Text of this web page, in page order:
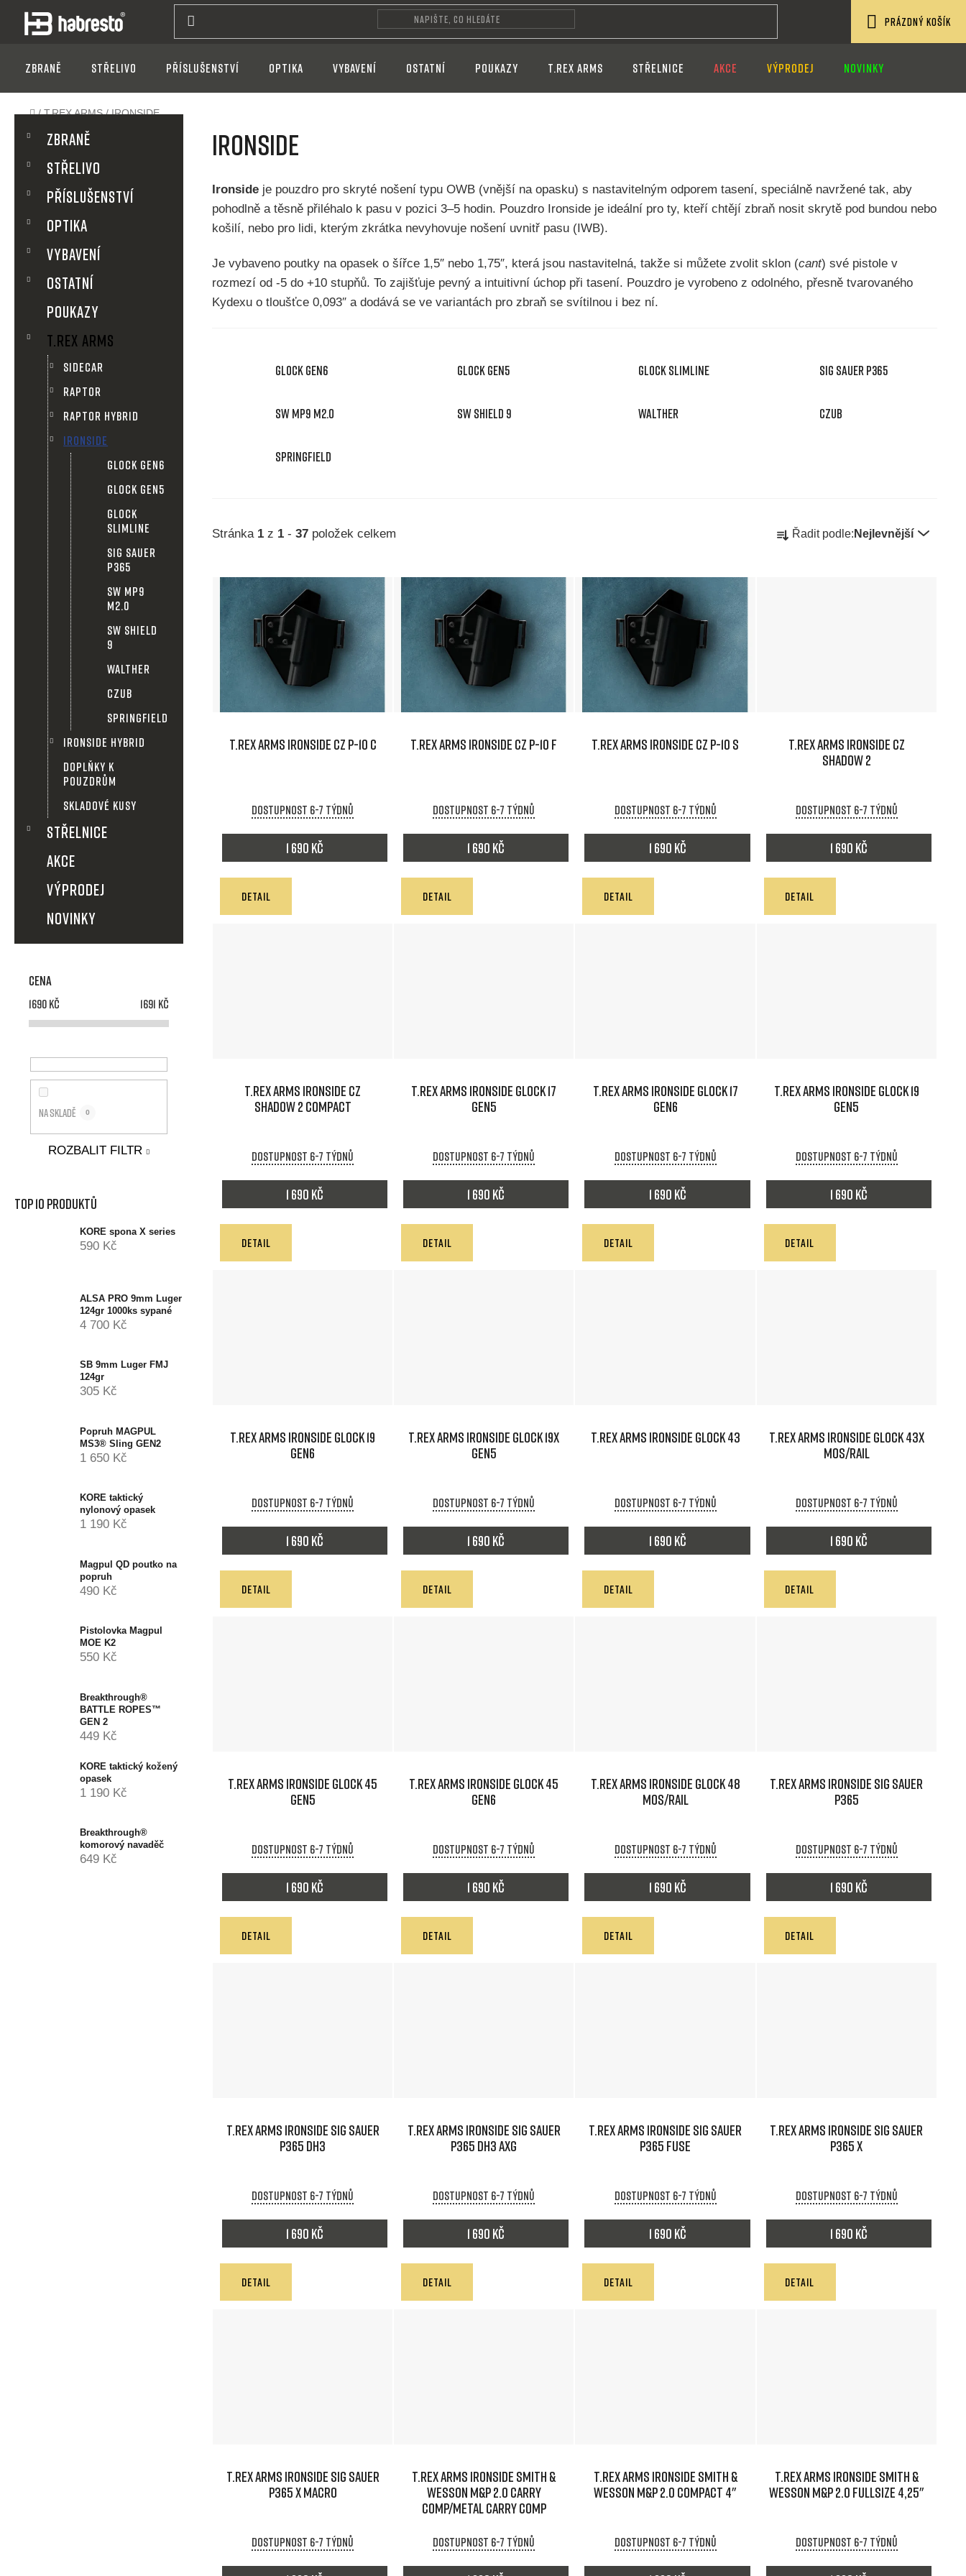
KOŠÍK
PRÁZDNÝ KOŠÍK
Zbraně Střelivo Příslušenství Optika VYBAVENÍ OSTATNÍ POUKAZY T.REX ARMS STŘELNICE AKCE VÝPRODEJ NOVINKY
Domů
/ T.REX ARMS / IRONSIDE
P
o
s
r
n
kategorieZbraně
Střelivo
Příslušenství
Optika
VYBAVENÍ
OSTATNÍ
POUKAZY
T.REX ARMS
SIDECAR
RAPTOR
RAPTOR HYBRID
IRONSIDE
GLOCK GEN6
GLOCK GEN5
GLOCK
SLIMLINE
SIG SAUER
P365
SW MP9
M2.0
SW SHIELD
9
WALTHER
CZUB
SPRINGFIELD
IRONSIDE HYBRID
DOPLŇKY K
POUZDRŮM
SKLADOVÉ KUSY
STŘELNICE
AKCE
VÝPRODEJ
NOVINKY
Cena
1690Kč 1691 Kč
Na skladě 0
ROZBALIT FILTR
Top 10 produktů
KORE spona X series
590 Kč
ALSA PRO 9mm Luger
124gr 1000ks sypané
4 700 Kč
SB 9mm Luger FMJ
124gr
305 Kč
Popruh MAGPUL
MS3® Sling GEN2
1 650 Kč
KORE taktický
nylonový opasek
1 190 Kč
Magpul QD poutko na
popruh
490 Kč
Pistolovka Magpul
MOE K2
550 Kč
Breakthrough®
BATTLE ROPES™
GEN 2
449 Kč
KORE taktický kožený
opasek
1 190 Kč
Breakthrough®
komorový navaděč
649 Kč
IRONSIDE
Ironside je pouzdro pro skryté nošení typu OWB (vnější na opasku) s nastavitelným odporem tasení, speciálně navržené tak, aby
pohodlně a těsně přiléhalo k pasu v pozici 3–5 hodin. Pouzdro Ironside je ideální pro ty, kteří chtějí zbraň nosit skrytě pod bundou nebo
košilí, nebo pro lidi, kterým zkrátka nevyhovuje nošení uvnitř pasu (IWB).
Je vybaveno poutky na opasek o šířce 1,5″ nebo 1,75″, která jsou nastavitelná, takže si můžete zvolit sklon (cant) své pistole v
rozmezí od -5 do +10 stupňů. To zajišťuje pevný a intuitivní úchop při tasení. Pouzdro je vyrobeno z odolného, přesně tvarovaného
Kydexu o tloušťce 0,093″ a dodává se ve variantách pro zbraň se svítilnou i bez ní.
GLOCK GEN6 GLOCK GEN5 GLOCK SLIMLINE SIG SAUER P365
SW MP9 M2.0 SW SHIELD 9 WALTHER CZUB
SPRINGFIELD
Stránka 1 z 1 -37 položek celkem
Ř
d
u
k
Řadit podle: Nejlevnější
V
ý
p
s
d
u
k
T.REX ARMS IRONSIDE CZ P-10 C
Dostupnost 6-7 týdnů
1 690 Kč
DETAIL
T.REX ARMS IRONSIDE CZ P-10 F
Dostupnost 6-7 týdnů
1 690 Kč
DETAIL
T.REX ARMS IRONSIDE CZ P-10 S
Dostupnost 6-7 týdnů
1 690 Kč
DETAIL
T.REX ARMS IRONSIDE CZ
SHADOW 2
Dostupnost 6-7 týdnů
1 690 Kč
DETAIL
T.REX ARMS IRONSIDE CZ
SHADOW 2 COMPACT
Dostupnost 6-7 týdnů
1 690 Kč
DETAIL
T.REX ARMS IRONSIDE GLOCK 17
GEN5
Dostupnost 6-7 týdnů
1 690 Kč
DETAIL
T.REX ARMS IRONSIDE GLOCK 17
GEN6
Dostupnost 6-7 týdnů
1 690 Kč
DETAIL
T.REX ARMS IRONSIDE GLOCK 19
GEN5
Dostupnost 6-7 týdnů
1 690 Kč
DETAIL
T.REX ARMS IRONSIDE GLOCK 19
GEN6
Dostupnost 6-7 týdnů
1 690 Kč
DETAIL
T.REX ARMS IRONSIDE GLOCK 19X
GEN5
Dostupnost 6-7 týdnů
1 690 Kč
DETAIL
T.REX ARMS IRONSIDE GLOCK 43
Dostupnost 6-7 týdnů
1 690 Kč
DETAIL
T.REX ARMS IRONSIDE GLOCK 43X
MOS/RAIL
Dostupnost 6-7 týdnů
1 690 Kč
DETAIL
T.REX ARMS IRONSIDE GLOCK 45
GEN5
Dostupnost 6-7 týdnů
1 690 Kč
DETAIL
T.REX ARMS IRONSIDE GLOCK 45
GEN6
Dostupnost 6-7 týdnů
1 690 Kč
DETAIL
T.REX ARMS IRONSIDE GLOCK 48
MOS/RAIL
Dostupnost 6-7 týdnů
1 690 Kč
DETAIL
T.REX ARMS IRONSIDE SIG SAUER
P365
Dostupnost 6-7 týdnů
1 690 Kč
DETAIL
T.REX ARMS IRONSIDE SIG SAUER
P365 DH3
Dostupnost 6-7 týdnů
1 690 Kč
DETAIL
T.REX ARMS IRONSIDE SIG SAUER
P365 DH3 AXG
Dostupnost 6-7 týdnů
1 690 Kč
DETAIL
T.REX ARMS IRONSIDE SIG SAUER
P365 FUSE
Dostupnost 6-7 týdnů
1 690 Kč
DETAIL
T.REX ARMS IRONSIDE SIG SAUER
P365 X
Dostupnost 6-7 týdnů
1 690 Kč
DETAIL
T.REX ARMS IRONSIDE SIG SAUER
P365 X MACRO
Dostupnost 6-7 týdnů
T.REX ARMS IRONSIDE Smith &
Wesson M&P 2.0 Carry
comp/Metal carry comp
Dostupnost 6-7 týdnů
T.REX ARMS IRONSIDE Smith &
Wesson M&P 2.0 Compact 4"
Dostupnost 6-7 týdnů
T.REX ARMS IRONSIDE Smith &
Wesson M&P 2.0 Fullsize 4,25"
Dostupnost 6-7 týdnů